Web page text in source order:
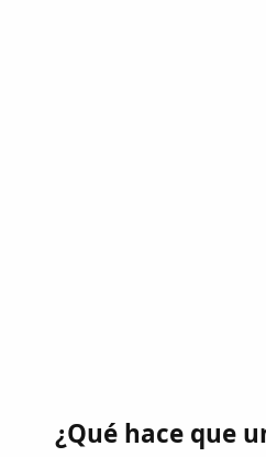
¿Qué hace que